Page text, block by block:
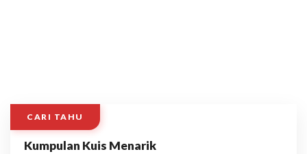
CARI TAHU
Kumpulan Kuis Menarik